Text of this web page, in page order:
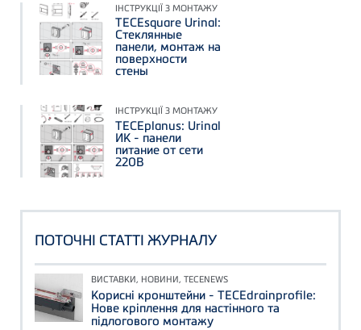
ІНСТРУКЦІЇ З МОНТАЖУ
TECEsquare Urinal:
Стеклянные
панели, монтаж на
поверхности
стены
ІНСТРУКЦІЇ З МОНТАЖУ
TECEplanus: Urinal
ИК - панели
питание от сети
220В
ПОТОЧНІ СТАТТІ ЖУРНАЛУ
ВИСТАВКИ, НОВИНИ, TECENEWS
Корисні кронштейни - TECEdrainprofile:
Нове кріплення для настінного та
підлогового монтажу